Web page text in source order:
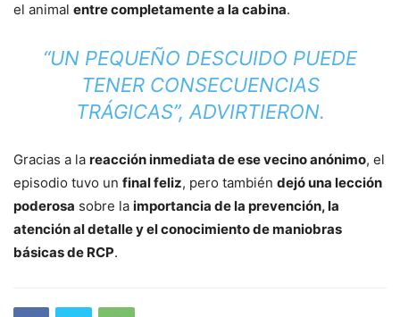
el animal entre completamente a la cabina.
“UN PEQUEÑO DESCUIDO PUEDE
TENER CONSECUENCIAS
TRÁGICAS”, ADVIRTIERON.
Gracias a la reacción inmediata de ese vecino anónimo, el
episodio tuvo un final feliz, pero también dejó una lección
poderosa sobre la importancia de la prevención, la
atención al detalle y el conocimiento de maniobras
básicas de RCP.